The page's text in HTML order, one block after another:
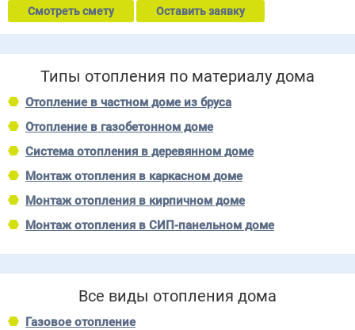
Смотреть смету Оставить заявку
Типы отопления по материалу дома
Отопление в частном доме из бруса
Отопление в газобетонном доме
Система отопления в деревянном доме
Монтаж отопления в каркасном доме
Монтаж отопления в кирпичном доме
Монтаж отопления в СИП-панельном доме
Все виды отопления дома
Газовое отопление